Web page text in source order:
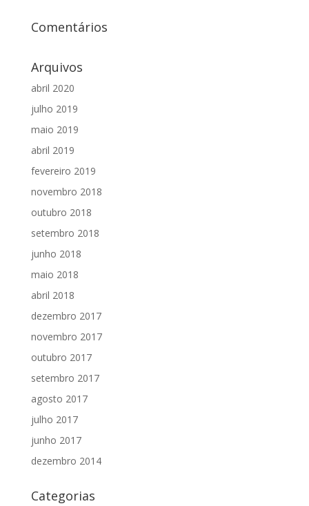
Comentários
Arquivos
abril 2020
julho 2019
maio 2019
abril 2019
fevereiro 2019
novembro 2018
outubro 2018
setembro 2018
junho 2018
maio 2018
abril 2018
dezembro 2017
novembro 2017
outubro 2017
setembro 2017
agosto 2017
julho 2017
junho 2017
dezembro 2014
Categorias